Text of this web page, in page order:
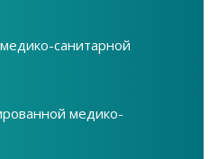
санитарной
медико-